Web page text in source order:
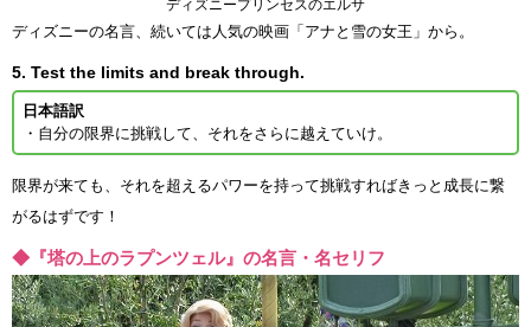
ディズニープリンセスのエルサ
ディズニーの名言、続いては人気の映画「アナと雪の女王」から。
5. Test the limits and break through.
日本語訳
・自分の限界に挑戦して、それをさらに越えていけ。
限界が来ても、それを超えるパワーを持って挑戦すればきっと成長に繋
がるはずです！
◆『塔の上のラプンツェル』の名言・名セリフ